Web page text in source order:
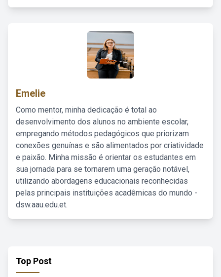
Emelie
Como mentor, minha dedicação é total ao
desenvolvimento dos alunos no ambiente escolar,
empregando métodos pedagógicos que priorizam
conexões genuínas e são alimentados por criatividade
e paixão. Minha missão é orientar os estudantes em
sua jornada para se tornarem uma geração notável,
utilizando abordagens educacionais reconhecidas
pelas principais instituições acadêmicas do mundo -
dsw.aau.edu.et.
Top Post